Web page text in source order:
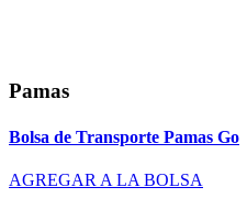
Pamas
Bolsa de Transporte Pamas Go
AGREGAR A LA BOLSA